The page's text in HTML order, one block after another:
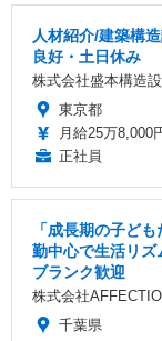
人材紹介/建築構
良好・土日休み
株式会社盛本構造
東京都
月給25万8,000
正社員
「成長期の子ど
勤中心で生活リズ
ブランク歓迎
株式会社
千葉県